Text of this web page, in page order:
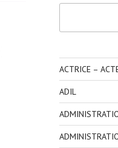
ACTRICE –
ADIL